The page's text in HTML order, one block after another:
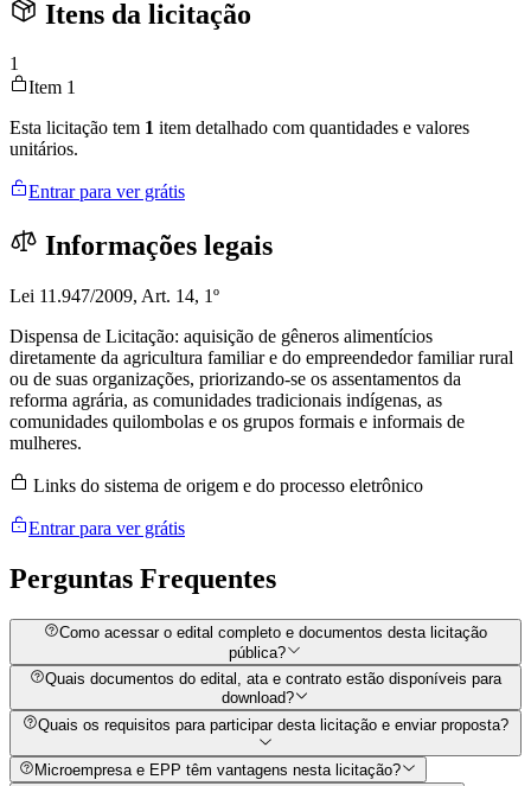
Itens da licitação
1
Item 1
Esta licitação tem 1 item detalhado com quantidades e valores
unitários.
Entrar para ver grátis
Informações legais
Lei 11.947/2009, Art. 14, 1º
Dispensa de Licitação: aquisição de gêneros alimentícios
diretamente da agricultura familiar e do empreendedor familiar rural
ou de suas organizações, priorizando-se os assentamentos da
reforma agrária, as comunidades tradicionais indígenas, as
comunidades quilombolas e os grupos formais e informais de
mulheres.
Links do sistema de origem e do processo eletrônico
Entrar para ver grátis
Perguntas Frequentes
Como acessar o edital completo e documentos desta licitação
pública?
Quais documentos do edital, ata e contrato estão disponíveis para
download?
Quais os requisitos para participar desta licitação e enviar proposta?
Microempresa e EPP têm vantagens nesta licitação?